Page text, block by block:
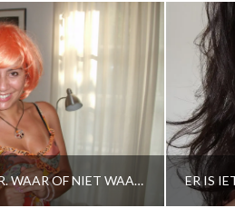
ALLES IS MAAKBAAR. WAAR OF NIET WAAR?